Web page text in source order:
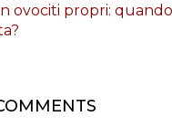
ovociti propri: